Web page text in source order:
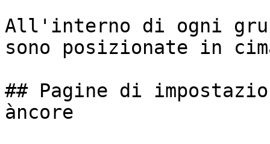
All'interno di ogni
sono posizionate in
## Pagine di
àncore